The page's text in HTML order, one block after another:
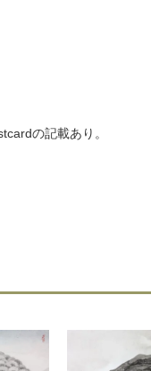
の記載あり。